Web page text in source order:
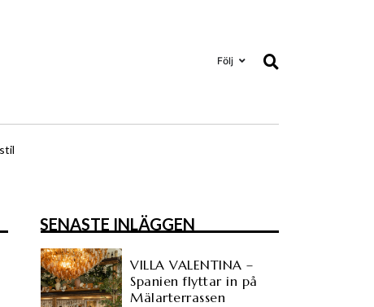
Följ
SENASTE INLÄGGEN
VILLA VALENTINA –
Spanien flyttar in på
Mälarterrassen